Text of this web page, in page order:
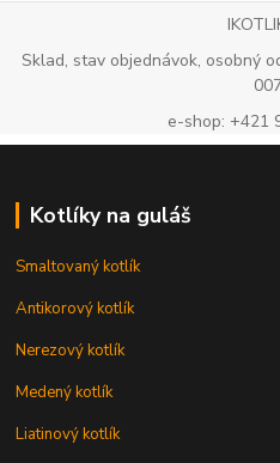
Sklad, stav objednávok, osobný
e-shop: +421
Kotlíky na guláš
Smaltovaný kotlík
Antikorový kotlík
Nerezový kotlík
Medený kotlík
Liatinový kotlík